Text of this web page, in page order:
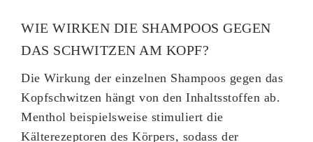
WIE WIRKEN DIE SHAMPOOS GEGEN
DAS SCHWITZEN AM KOPF?
Die Wirkung der einzelnen Shampoos gegen das
Kopfschwitzen hängt von den Inhaltsstoffen ab.
Menthol beispielsweise stimuliert die
Kälterezeptoren des Körpers, sodass der